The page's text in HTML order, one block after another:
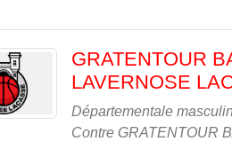
GRATENTOUR
LAVERNOSE
Départementale
ContreGRATENTOUR